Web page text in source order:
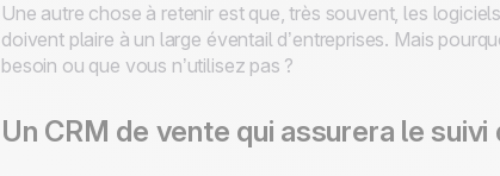
Une autre chose à retenir est que, très souvent, les
doivent plaire à un large éventail d’entreprises. Mais
besoin ou que vous n’utilisez pas ?
Un CRM de vente qui assurera le